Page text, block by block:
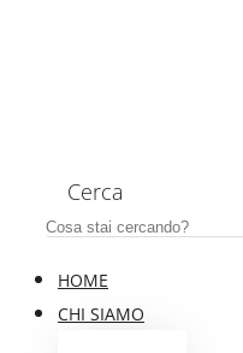
Cerca
HOME
CHI SIAMO